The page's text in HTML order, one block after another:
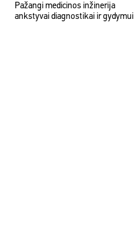
Pažangi medicinos inžinerija
ankstyvai diagnostikai ir gydymui